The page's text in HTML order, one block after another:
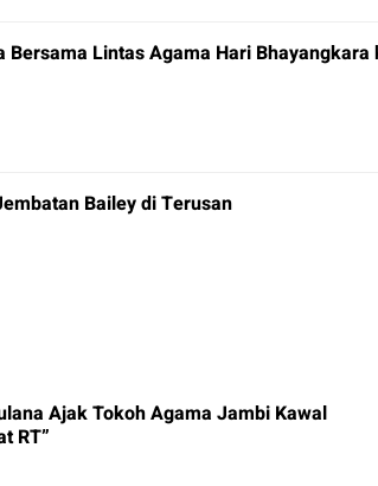
Bersama Lintas Agama Hari Bhayangkara
Bailey di Terusan
Ajak Tokoh Agama Jambi Kawal
RT”